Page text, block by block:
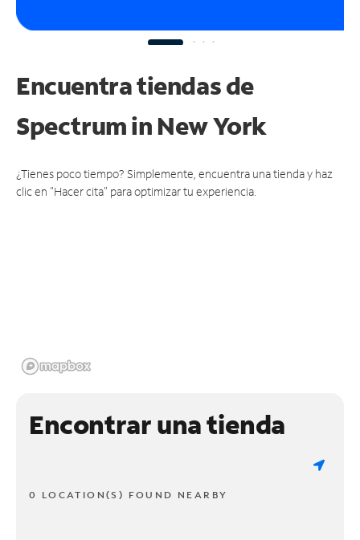
Encuentra tiendas de
Spectrumin New York
¿Tienes poco tiempo? Simplemente, encuentra una tienda y haz
clic en "Hacer cita" para optimizar tu experiencia.
Encontrar una tienda
0 LOCATION(S) FOUND NEARBY